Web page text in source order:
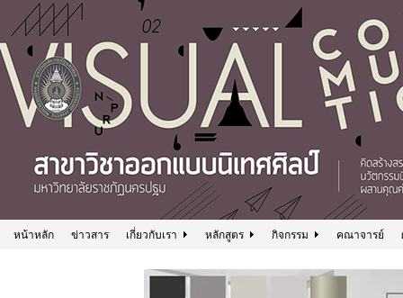
หน้าหลัก ข่าวสาร เกี่ยวกับเรา หลักสูตร กิจกรรม คณาจารย์